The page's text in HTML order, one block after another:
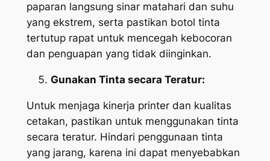
paparan langsung sinar matahari dan suhu
yang ekstrem, serta pastikan botol tinta
tertutup rapat untuk mencegah kebocoran
dan penguapan yang tidak diinginkan.
Gunakan Tinta secara Teratur:
Untuk menjaga kinerja printer dan kualitas
cetakan, pastikan untuk menggunakan tinta
secara teratur. Hindari penggunaan tinta
yang jarang, karena ini dapat menyebabkan